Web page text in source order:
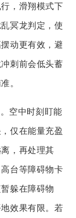
，滑翔模式下
冥龙判定，使
动更有效，避
刺前会低头蓄
。
空中时刻盯能
仅在能量充盈
，再处理其
台等障碍物卡
躲在障碍物
效果有限。若